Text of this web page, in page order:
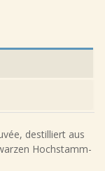
destilliert aus
Hochstamm-